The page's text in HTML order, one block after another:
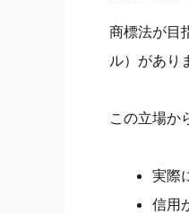
商標法が目
ル）があり
この立場か
実際
信用